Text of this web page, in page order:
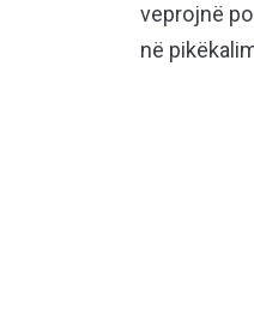
veprojnë
në